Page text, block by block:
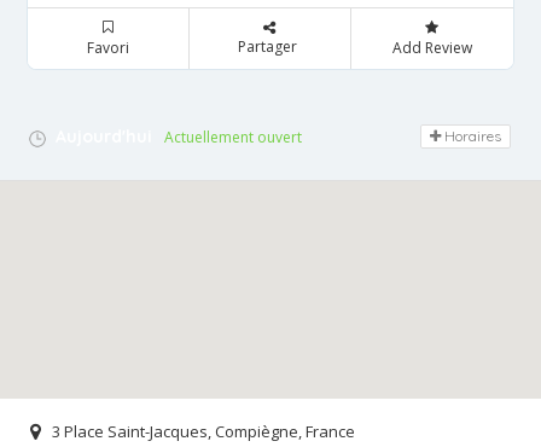
Favori Partager Add Review
Actuellement ouvert Horaires
3 Place Saint-Jacques, Compiègne, France